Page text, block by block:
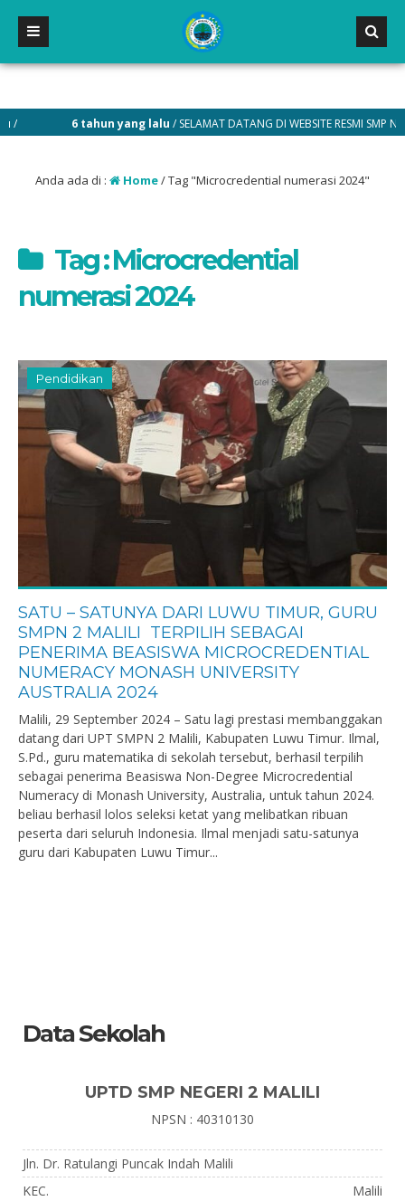
6 tahun yang lalu / SELAMAT DATANG DI WEBSITE RESMI SMP
Anda ada di : Home/Tag "Microcredential numerasi 2024"
Tag : Microcredential
numerasi 2024
Pendidikan
SATU – SATUNYA DARI LUWU TIMUR, GURU
SMPN 2 MALILI TERPILIH SEBAGAI
PENERIMA BEASISWA MICROCREDENTIAL
NUMERACY MONASH UNIVERSITY
AUSTRALIA 2024
Malili, 29 September 2024 – Satu lagi prestasi membanggakan
datang dari UPT SMPN 2 Malili, Kabupaten Luwu Timur. Ilmal,
S.Pd., guru matematika di sekolah tersebut, berhasil terpilih
sebagai penerima Beasiswa Non-Degree Microcredential
Numeracy di Monash University, Australia, untuk tahun 2024.
beliau berhasil lolos seleksi ketat yang melibatkan ribuan
peserta dari seluruh Indonesia. Ilmal menjadi satu-satunya
guru dari Kabupaten Luwu Timur...
Data Sekolah
UPTD SMP NEGERI 2 MALILI
NPSN : 40310130
Jln. Dr. Ratulangi Puncak Indah Malili
KEC.
Malili